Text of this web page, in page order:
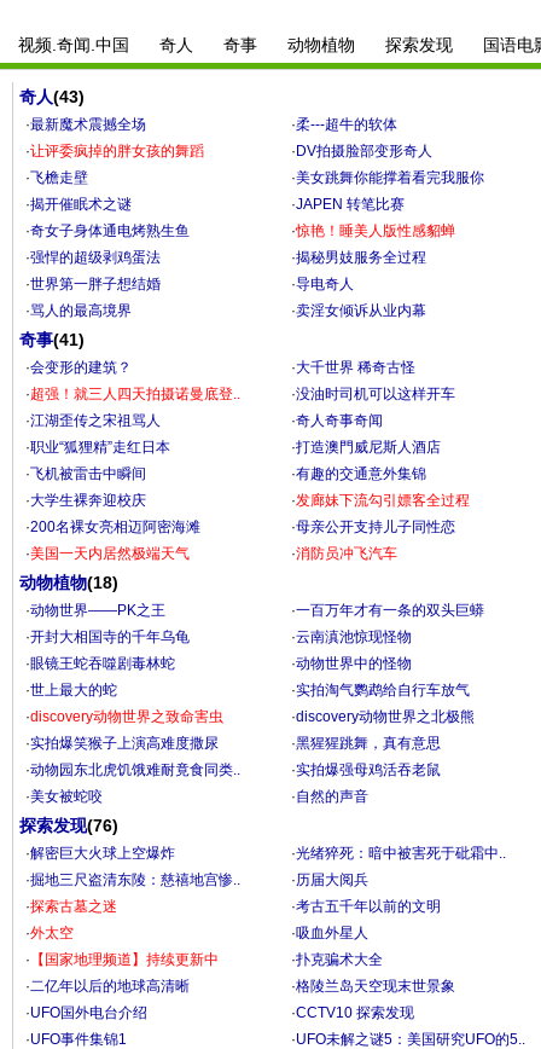
视频.奇闻.中国 奇人 奇事 动物植物 探索发现 国语电
奇人(43)
·最新魔术震撼全场 ·柔---超牛的软体
·让评委疯掉的胖女孩的舞蹈 · DV拍摄脸部变形奇人
·飞檐走壁 ·美女跳舞你能撑着看完我服你
·揭开催眠术之谜 ·JAPEN 转笔比赛
·奇女子身体通电烤熟生鱼 ·惊艳！睡美人版性感貂蝉
·强悍的超级剥鸡蛋法 ·揭秘男妓服务全过程
·世界第一胖子想结婚 ·导电奇人
·骂人的最高境界 ·卖淫女倾诉从业内幕
奇事(41)
·会变形的建筑？ ·大千世界 稀奇古怪
·超强！就三人四天拍摄诺曼底登.. ·没油时司机可以这样开车
·江湖歪传之宋祖骂人 ·奇人奇事奇闻
·职业“狐狸精”走红日本 ·打造澳門威尼斯人酒店
·飞机被雷击中瞬间 ·有趣的交通意外集锦
·大学生裸奔迎校庆 ·发廊妹下流勾引嫖客全过程
·200名裸女亮相迈阿密海滩 ·母亲公开支持儿子同性恋
·美国一天内居然极端天气 ·消防员冲飞汽车
动物植物(18)
·动物世界——PK之王 ·一百万年才有一条的双头巨蟒
·开封大相国寺的千年乌龟 ·云南滇池惊现怪物
·眼镜王蛇吞噬剧毒林蛇 ·动物世界中的怪物
·世上最大的蛇 ·实拍淘气鹦鹉给自行车放气
·discovery动物世界之致命害虫 ·discovery动物世界之北极熊
·实拍爆笑猴子上演高难度撒尿 ·黑猩猩跳舞，真有意思
·动物园东北虎饥饿难耐竟食同类.. ·实拍爆强母鸡活吞老鼠
·美女被蛇咬 ·自然的声音
探索发现(76)
·解密巨大火球上空爆炸 ·光绪猝死：暗中被害死于砒霜中..
·掘地三尺盗清东陵：慈禧地宫惨.. ·历届大阅兵
·探索古墓之迷 ·考古五千年以前的文明
·外太空 ·吸血外星人
· 【国家地理频道】持续更新中 ·扑克骗术大全
·二亿年以后的地球高清晰 ·格陵兰岛天空现末世景象
·UFO国外电台介绍 ·CCTV10 探索发现
·UFO事件集锦1 ·UFO未解之谜5：美国研究UFO的5..